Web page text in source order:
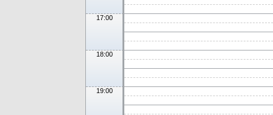
17:00
18:00
19:00